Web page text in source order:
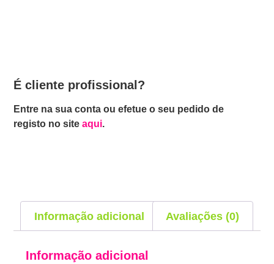
É cliente profissional?
Entre na sua conta ou efetue o seu pedido de
registo no siteaqui.
Informação adicional Avaliações (0)
Informação adicional